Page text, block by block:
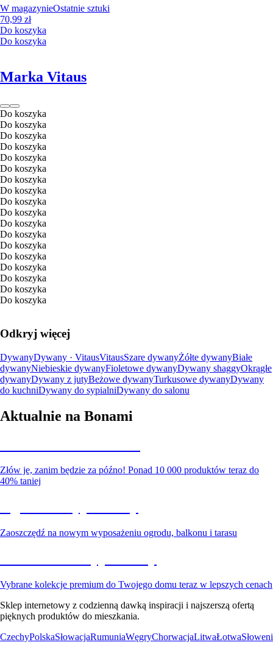
W magazynieOstatnie sztuki
70,99 zł
Do koszyka
Do koszyka
Marka Vitaus
Do koszyka
Do koszyka
Do koszyka
Do koszyka
Do koszyka
Do koszyka
Do koszyka
Do koszyka
Do koszyka
Do koszyka
Do koszyka
Do koszyka
Do koszyka
Do koszyka
Do koszyka
Do koszyka
Do koszyka
Do koszyka
Odkryj więcej
DywanyDywany · VitausVitausSzare dywanyŻółte dywanyBiałe
dywanyNiebieskie dywanyFioletowe dywanyDywany shaggyOkrągłe
dywanyDywany z jutyBeżowe dywanyTurkusowe dywanyDywany
do kuchniDywany do sypialniDywany do salonu
Aktualnie na Bonami
Złów je, zanim będzie za późno! Ponad 10 000 produktów teraz do
40% taniej
Zaoszczędź na nowym wyposażeniu ogrodu, balkonu i tarasu
Vybrane kolekcje premium do Twojego domu teraz w lepszych cenach
Sklep internetowy z codzienną dawką inspiracji i najszerszą ofertą
pięknych produktów do mieszkania.
CzechyPolskaSłowacjaRumuniaWęgryChorwacjaLitwaŁotwa